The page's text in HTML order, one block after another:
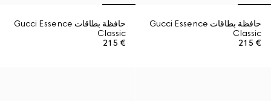
حافظة بطاقات Gucci Essence
Classic
€ 215
حافظة بطاقات Gucci Essence
Classic
€ 215